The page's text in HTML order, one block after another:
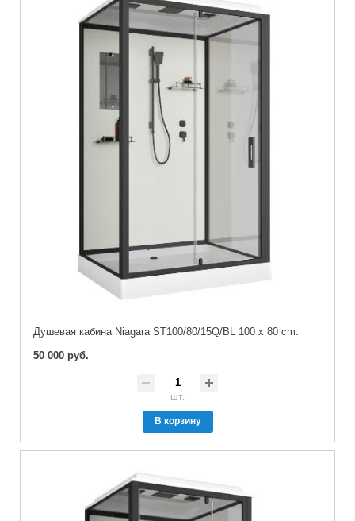
Душевая кабина Niagara ST100/80/15Q/BL 100 x 80 cm.
50 000 руб.
шт.
В корзину